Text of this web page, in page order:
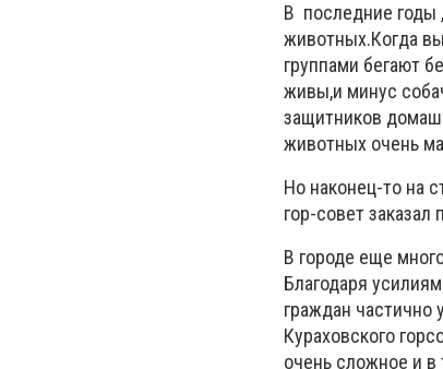
В последние годы
животных.Когда
группами бегают
живы,и минус
защитников
животных очень
Но наконец-то на
гор-совет
В городе еще
Благодаря
граждан частично
Кураховского
очень сложное и в